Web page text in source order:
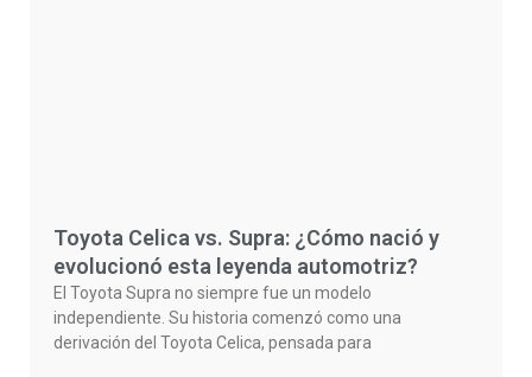
Toyota Celica vs. Supra: ¿Cómo nació y
evolucionó esta leyenda automotriz?
El Toyota Supra no siempre fue un modelo
independiente. Su historia comenzó como una
derivación del Toyota Celica, pensada para